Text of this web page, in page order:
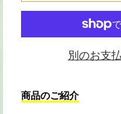
別のお支
商品のご紹介